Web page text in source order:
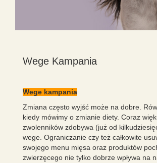
Wege Kampania
Wege kampania
Zmiana często wyjść może na dobre.
kiedy mówimy o zmianie diety. Coraz
zwolenników zdobywa (już od
wege. Ograniczanie czy też całkowite
swojego menu mięsa oraz produktów
zwierzęcego nie tylko dobrze wpływa na